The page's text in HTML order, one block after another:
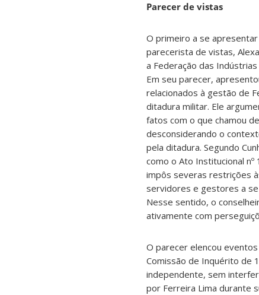
Parecer de vistas
O primeiro a se
parecerista de vistas,
a Federação das
Em seu parecer,
relacionados à gestão de
ditadura militar. Ele
fatos com o que chamou
desconsiderando o
pela ditadura. Segundo
como o Ato Institucional
impôs severas restrições
servidores e gestores a
Nesse sentido, o
ativamente com
O parecer elencou
Comissão de Inquérito de
independente, sem
por Ferreira Lima durante